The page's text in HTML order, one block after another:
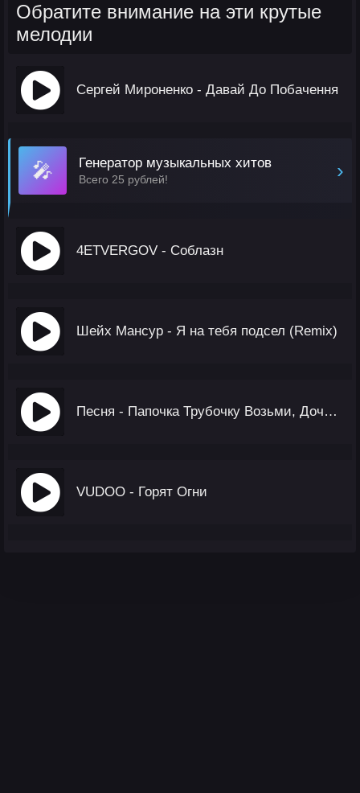
Обратите внимание на эти крутые
мелодии
Сергей Мироненко - Давай До Побачення
🎤 Генератор музыкальных хитов
Всего 25 рублей! ›
4ETVERGOV - Соблазн
Шейх Мансур - Я на тебя подсел (Remix)
Песня - Папочка Трубочку Возьми, Дочь Твоя Звонит
VUDOO - Горят Огни